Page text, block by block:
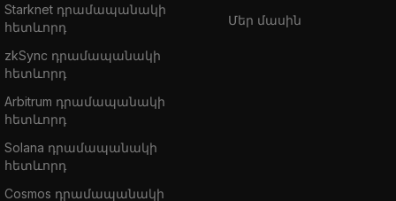
Starknet դրամապանակի
հետևորդ
zkSync դրամապանակի
հետևորդ
Arbitrum դրամապանակի
հետևորդ
Solana դրամապանակի
հետևորդ
Cosmos դրամապանակի
Մեր մասին